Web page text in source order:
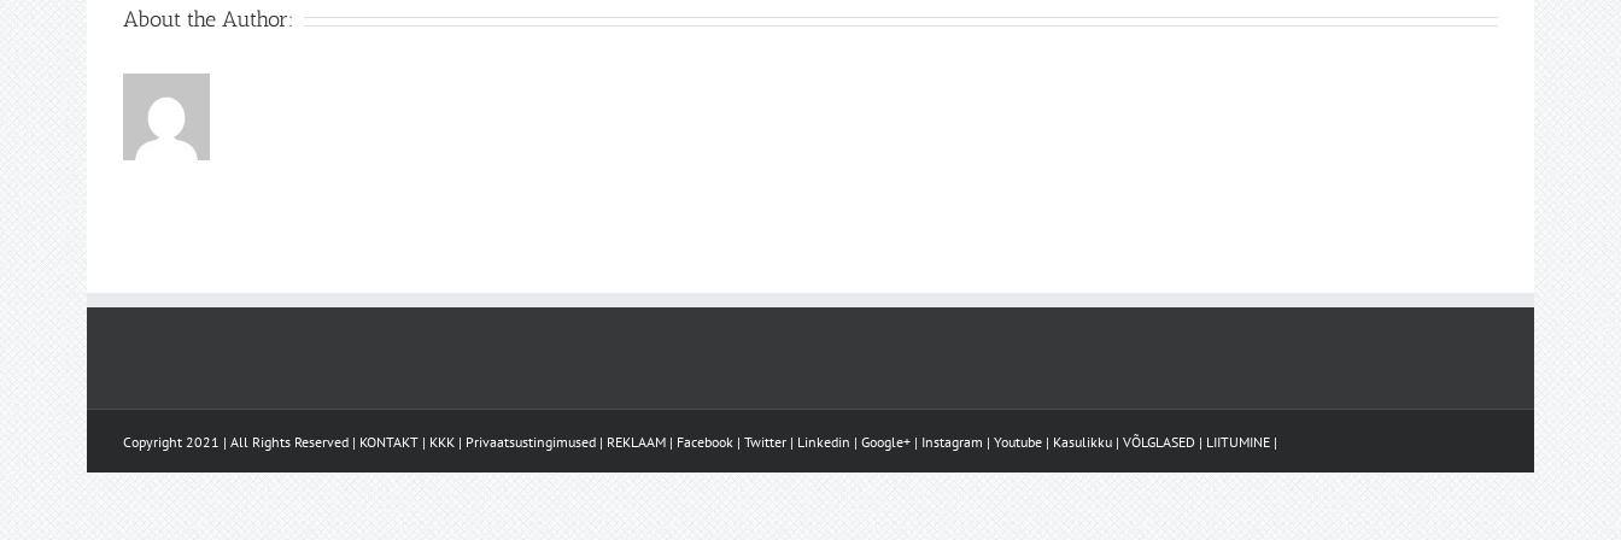
About the Author:
Copyright 2021 | All Rights Reserved | KONTAKT | KKK | Privaatsustingimused | REKLAAM | Facebook | Twitter | Linkedin | Google+ | Instagram | Youtube | Kasulikku | VÕLGLASED | LIITUMINE |